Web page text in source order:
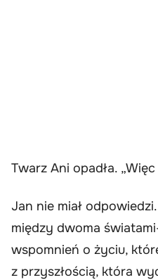
Twarz Ani opadła.
Jan nie miał
między dwoma
wspomnień o życiu,
z przyszłością, która